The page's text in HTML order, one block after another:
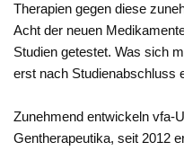
Therapien gegen diese
Acht der neuen
Studien getestet. Was sich
erst nach Studienabschluss
Zunehmend entwickeln vfa-
Gentherapeutika, seit 2012